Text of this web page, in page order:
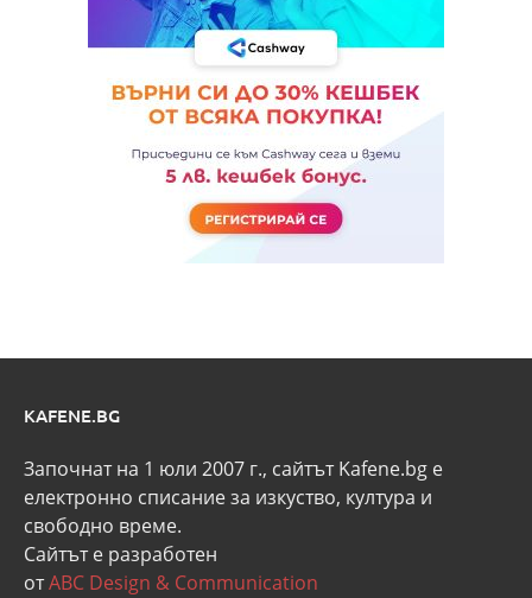
KAFENE.BG
Започнат на 1 юли 2007 г., сайтът Kafene.bg e
eлектронно списание за изкуство, култура и
свободно време.
Сайтът е разработен
отABC Design & Communication